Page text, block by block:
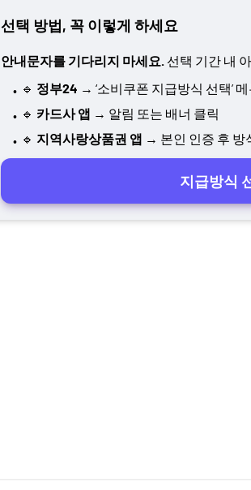
선택 방법, 꼭 이렇게 하세요
안내문자를 기다리지 마세요. 선택 기간 내
🔹 정부24 → ‘소비쿠폰 지급방식 선택’
🔹 카드사 앱 → 알림 또는 배너 클릭
🔹 지역사랑상품권 앱 → 본인 인증 후 방
지급방식